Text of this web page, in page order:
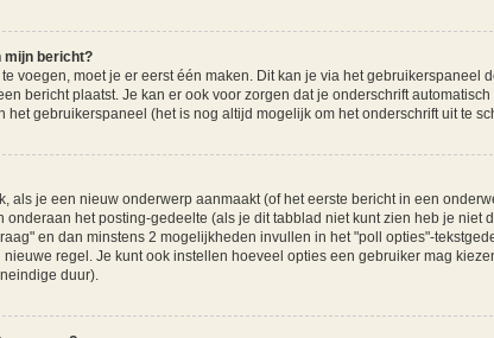
mijn bericht?
voegen, moet je er eerst één maken. Dit kan je via het gebruikerspaneel
bericht plaatst. Je kan er ook voor zorgen dat je onderschrift
gebruikerspaneel (het is nog altijd mogelijk om het onderschrift uit te
als je een nieuw onderwerp aanmaakt (of het eerste bericht in een
het posting-gedeelte (als je dit tabblad niet kunt zien heb je niet
en dan minstens 2 mogelijkheden invullen in het "poll opties"-
regel. Je kunt ook instellen hoeveel opties een gebruiker mag
duur).